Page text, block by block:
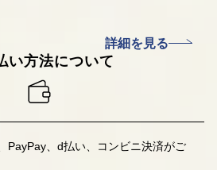
詳細を見る
い方法について
PayPay、d払い、コンビニ決済がご